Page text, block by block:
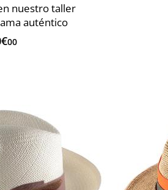
nuestro taller
auténtico
00